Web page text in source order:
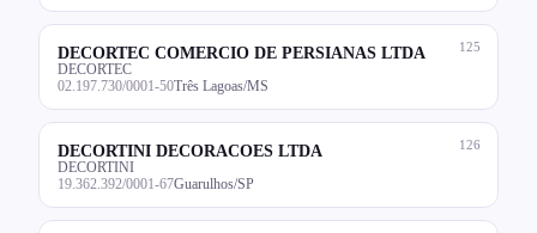
125
DECORTEC COMERCIO DE PERSIANAS LTDA
DECORTEC
02.197.730/0001-50Três Lagoas/MS
126
DECORTINI DECORACOES LTDA
DECORTINI
19.362.392/0001-67Guarulhos/SP